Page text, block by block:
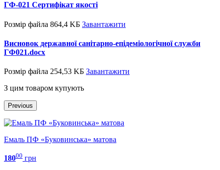
ГФ-021 Сертифікат якості
Розмір файла 864,4 KБ Завантажити
Висновок державної санітарно-епідеміологічної служби
ГФ021.docx
Розмір файла 254,53 KБ Завантажити
З цим товаром купують
Previous
Емаль ПФ «Буковинська» матова
18000 грн